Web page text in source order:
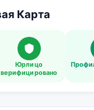
Карта
Юрлицо
верифицировано